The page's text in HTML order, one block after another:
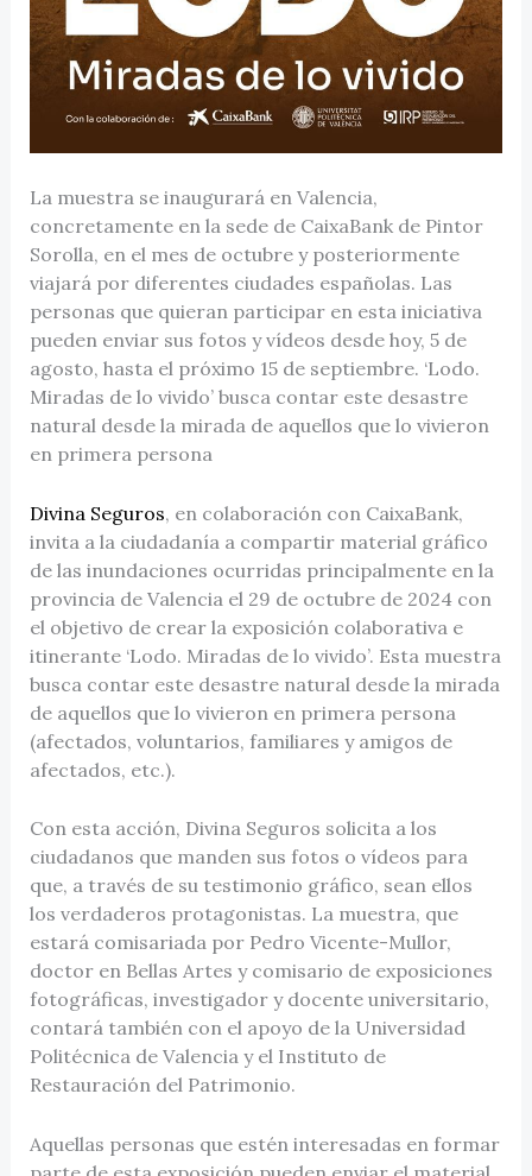
La muestra se inaugurará en Valencia,
concretamente en la sede de CaixaBank de Pintor
Sorolla, en el mes de octubre y posteriormente
viajará por diferentes ciudades españolas. Las
personas que quieran participar en esta iniciativa
pueden enviar sus fotos y vídeos desde hoy, 5 de
agosto, hasta el próximo 15 de septiembre. ‘Lodo.
Miradas de lo vivido’ busca contar este desastre
natural desde la mirada de aquellos que lo vivieron
en primera persona
Divina Seguros, en colaboración con CaixaBank,
invita a la ciudadanía a compartir material gráfico
de las inundaciones ocurridas principalmente en la
provincia de Valencia el 29 de octubre de 2024 con
el objetivo de crear la exposición colaborativa e
itinerante ‘Lodo. Miradas de lo vivido’. Esta muestra
busca contar este desastre natural desde la mirada
de aquellos que lo vivieron en primera persona
(afectados, voluntarios, familiares y amigos de
afectados, etc.).
Con esta acción, Divina Seguros solicita a los
ciudadanos que manden sus fotos o vídeos para
que, a través de su testimonio gráfico, sean ellos
los verdaderos protagonistas. La muestra, que
estará comisariada por Pedro Vicente-Mullor,
doctor en Bellas Artes y comisario de exposiciones
fotográficas, investigador y docente universitario,
contará también con el apoyo de la Universidad
Politécnica de Valencia y el Instituto de
Restauración del Patrimonio.
Aquellas personas que estén interesadas en formar